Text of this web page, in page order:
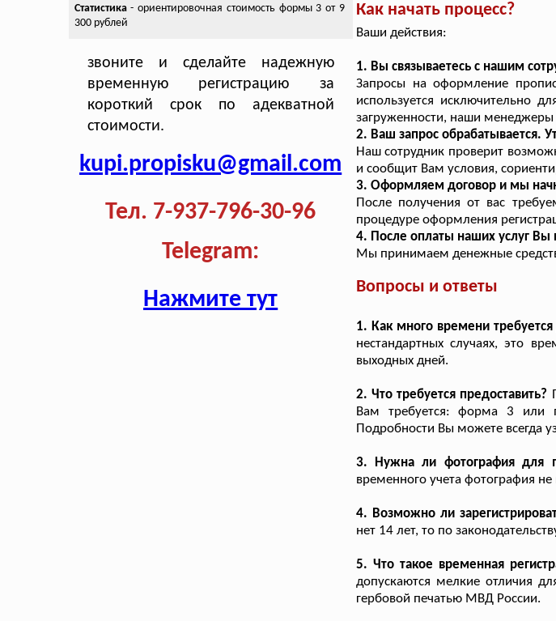
Статистика- ориентировочная стоимость формы 3 от 9
300 рублей
звоните и сделайте надежную
временную регистрацию за
короткий срок по адекватной
стоимости.
kupi.propisku@gmail.com
Тел. 7-937-796-30-96
Telegram:
Нажмите тут
Как начать процесс?
Ваши действия:
1. Вы связываетесь с нашим
Запросы на оформление
используется исключительно
загруженности, наши менеджеры
2. Ваш запрос
Наш сотрудник проверит
и сообщит Вам условия,
3. Оформляем договор и мы
После получения от вас
процедуре оформления
4. После оплаты наших услуг Вы
Мы принимаем денежные
Вопросы и ответы
1. Как много времени
нестандартных случаях, это
выходных дней.
2. Что требуется предоставить?
Вам требуется: форма 3 или
Подробности Вы можете всегда
3. Нужна ли фотография для
временного учета фотография не
4. Возможно ли
нет 14 лет, то по
5. Что такое временная
допускаются мелкие отличия
гербовой печатью МВД России.